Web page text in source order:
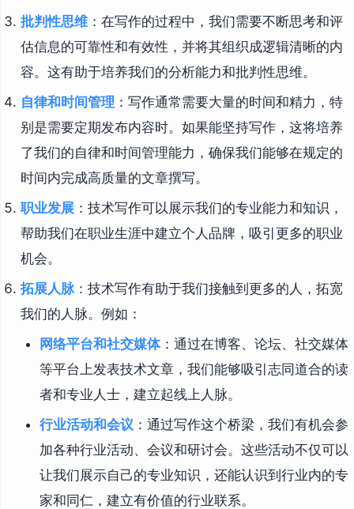
批判性思维：在写作的过程中，我们需要不断思考和评
估信息的可靠性和有效性，并将其组织成逻辑清晰的内
容。这有助于培养我们的分析能力和批判性思维。
自律和时间管理 ：写作通常需要大量的时间和精力，特
别是需要定期发布内容时。如果能坚持写作，这将培养
了我们的自律和时间管理能力，确保我们能够在规定的
时间内完成高质量的文章撰写。
职业发展：技术写作可以展示我们的专业能力和知识，
帮助我们在职业生涯中建立个人品牌，吸引更多的职业
机会。
拓展人脉：技术写作有助于我们接触到更多的人，拓宽
我们的人脉。例如：
网络平台和社交媒体：通过在博客、论坛、社交媒体
等平台上发表技术文章，我们能够吸引志同道合的读
者和专业人士，建立起线上人脉。
行业活动和会议 ：通过写作这个桥梁，我们有机会参
加各种行业活动、会议和研讨会。这些活动不仅可以
让我们展示自己的专业知识，还能认识到行业内的专
家和同仁，建立有价值的行业联系。